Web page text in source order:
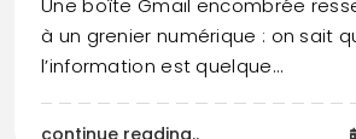
Une boîte Gmail encombrée
à un grenier numérique : on sait
l’information est quelque…
continue reading..